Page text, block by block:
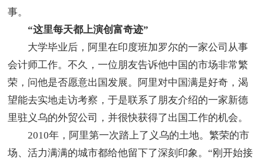
事。
“这里每天都上演创富奇迹”
大学毕业后，阿里在印度班加罗尔的一家公司从事
会计师工作。不久，一位朋友告诉他中国的市场非常繁
荣，问他是否愿意出国发展。阿里对中国满是好奇，渴
望能去实地走访考察，于是联系了朋友介绍的一家新德
里驻义乌的外贸公司，并很快获得了出国工作的机会。
2010年，阿里第一次踏上了义乌的土地。繁荣的市
场、活力满满的城市都给他留下了深刻印象。“刚开始接